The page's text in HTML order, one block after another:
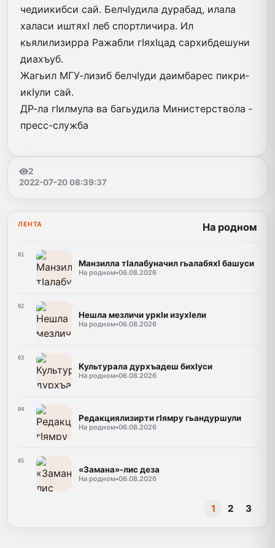
чедиикибси сай. БелчIудила дурабад, илала
халаси иштяхI леб спортличира. Ил
кьялилизирра Ражабли гIяхI­цад сархибдешуни
диахъуб.
Жагьил МГУ-лизиб белчIуди даимбарес пик­ри­
икIули сай.
ДР-ла гIилмула ва багьудила Министерствола ­
пресс-служба
2
2022-07-20 08:39:37
ЛЕНТА На родном
01
Манзилла тIалабуначил гьалабяхI башуси
На родном•06.08.2026
02
Нешла мезличи уркIи изухIели
На родном•06.08.2026
03
Культурала дурхъадеш бихIуси
На родном•06.08.2026
04
Редакциялизирти гIямру гьандуршули
На родном•06.08.2026
05
«Замана»-лис деза
На родном•06.08.2026
1 2 3